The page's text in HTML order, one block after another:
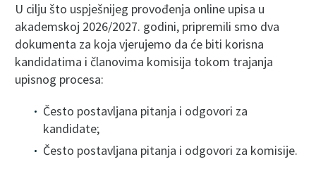
U cilju što uspješnijeg provođenja online upisa u
akademskoj 2026/2027. godini, pripremili smo dva
dokumenta za koja vjerujemo da će biti korisna
kandidatima i članovima komisija tokom trajanja
upisnog procesa:
Često postavljana pitanja i odgovori za
kandidate;
Često postavljana pitanja i odgovori za komisije.